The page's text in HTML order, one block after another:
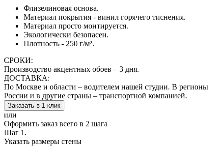
Флизелиновая основа.
Материал покрытия - винил горячего тиснения.
Материал просто монтируется.
Экологически безопасен.
Плотность - 250 г/м².
СРОКИ:
Производство акцентных обоев – 3 дня.
ДОСТАВКА:
По Москве и области – водителем нашей студии. В регионы
России и в другие страны – транспортной компанией.
Заказать в 1 клик
или
Оформить заказ всего в 2 шага
Шаг 1.
Указать размеры стены